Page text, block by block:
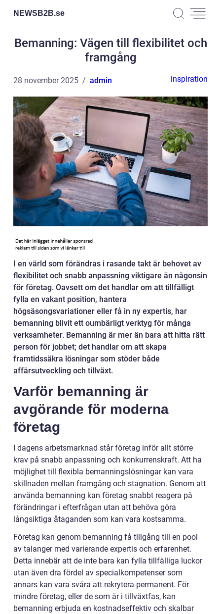
NEWSB2B.se
Bemanning: Vägen till flexibilitet och
framgång
28 november 2025 admin inspiration
I en värld som förändras i rasande takt är behovet av
flexibilitet och snabb anpassning viktigare än någonsin
för företag. Oavsett om det handlar om att tillfälligt
fylla en vakant position, hantera
högsäsongsvariationer eller få in ny expertis, har
bemanning blivit ett oumbärligt verktyg för många
verksamheter. Bemanning är mer än bara att hitta rätt
person för jobbet; det handlar om att skapa
framtidssäkra lösningar som stöder både
affärsutveckling och tillväxt.
Varför bemanning är
avgörande för moderna
företag
I dagens arbetsmarknad står företag inför allt större
krav på snabb anpassning och konkurrenskraft. Att ha
möjlighet till flexibla bemanningslösningar kan vara
skillnaden mellan framgång och stagnation. Genom att
använda bemanning kan företag snabbt reagera på
förändringar i efterfrågan utan att behöva göra
långsiktiga åtaganden som kan vara kostsamma.
Företag kan genom bemanning få tillgång till en pool
av talanger med varierande expertis och erfarenhet.
Detta innebär att de inte bara kan fylla tillfälliga luckor
utan även dra fördel av specialkompetenser som
annars kan vara svåra att rekrytera permanent. För
mindre företag, eller de som är i tillväxtfas, kan
bemanning erbjuda en kostnadseffektiv och skalbar